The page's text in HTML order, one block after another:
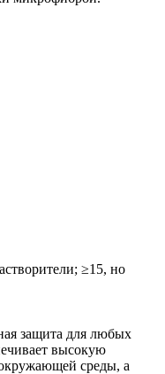
≥15, но
защита для любых
высокую
среды, а